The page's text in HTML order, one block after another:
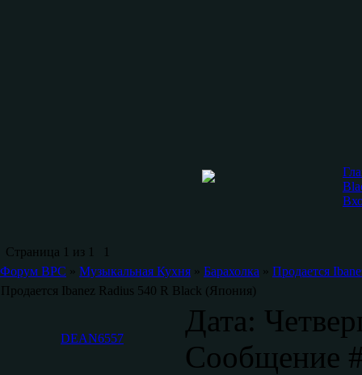
Страница 1 из 1
1
Форум ВРС » Музыкальная Кухня » Барахолка » Продается
Продается Ibanez Radius 540 R Black (Япония)
DEAN6557
Дата:
Сообщение